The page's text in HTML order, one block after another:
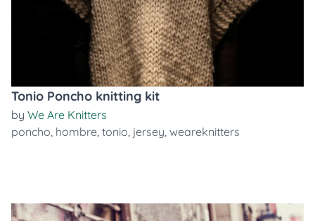
Tonio Poncho knitting kit
by We Are Knitters
poncho, hombre, tonio, jersey, weareknitters